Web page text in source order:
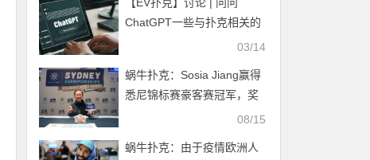
【EV扑克】讨论 | 问问
ChatGPT一些与扑克相关的
问题，看看它是如何回答03/14
蜗牛扑克：Sosia Jiang赢得
悉尼锦标赛豪客赛冠军，奖
08/15
蜗牛扑克：由于疫情欧洲人